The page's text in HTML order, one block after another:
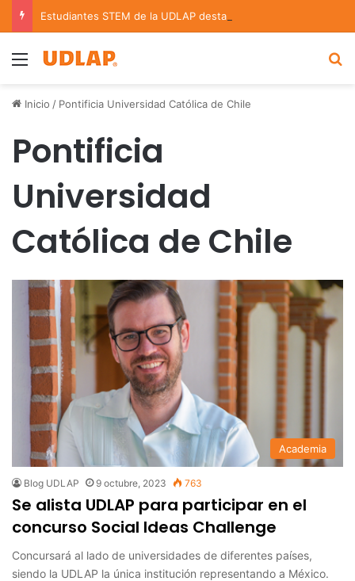
Menu
Inicio / Pontificia Universidad Católica de Chile
Pontificia
Universidad
Católica de Chile
Academia
Blog UDLAP 9 octubre, 2023 763
Se alista UDLAP para participar en el
concurso Social Ideas Challenge
Concursará al lado de universidades de diferentes países,
siendo la UDLAP la única institución representando a México.